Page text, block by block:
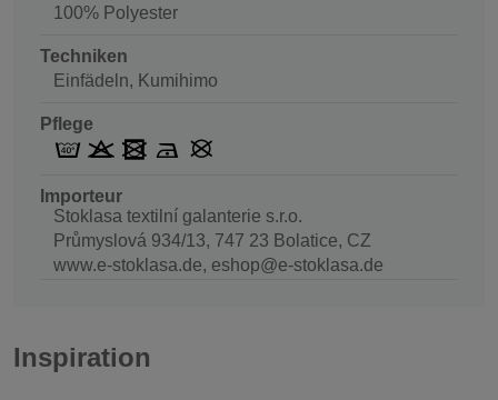
100% Polyester
Techniken
Einfädeln, Kumihimo
Pflege
Importeur
Stoklasa textilní galanterie s.r.o.
Průmyslová 934/13, 747 23 Bolatice, CZ
www.e-stoklasa.de, eshop@e-stoklasa.de
Inspiration